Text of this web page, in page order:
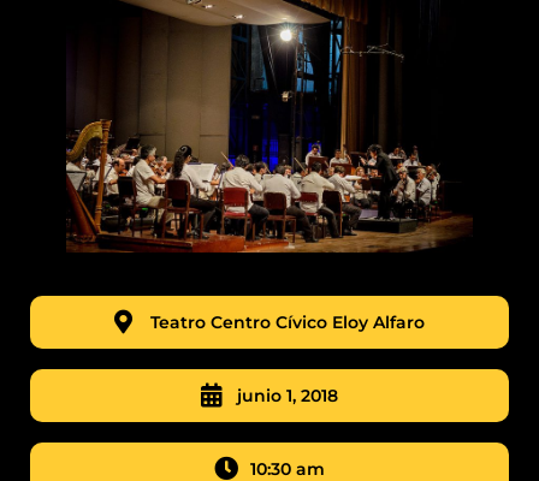
Teatro Centro Cívico Eloy Alfaro
junio 1, 2018
10:30 am